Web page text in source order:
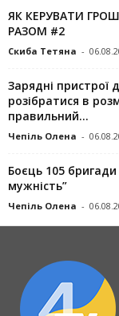
ЯК КЕРУВАТИ
РАЗОМ #2
Скиба Тетяна -
Зарядні пристрої
розібратися в
правильний...
Чепіль Олена -
Боєць 105
мужність”
Чепіль Олена -